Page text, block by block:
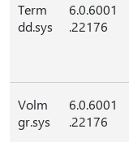
Term
dd.sys
6.0.6001
.22176
Volm
gr.sys
6.0.6001
.22176